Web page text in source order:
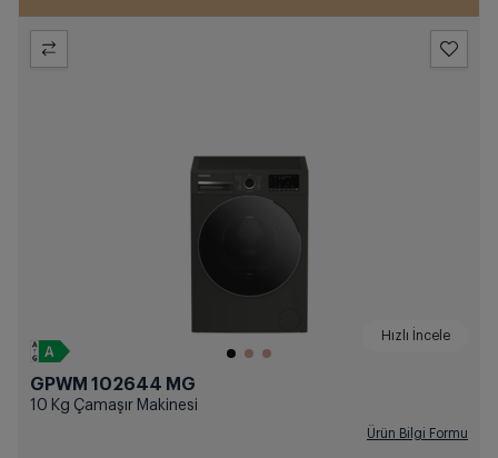
Hızlı İncele
GPWM 102644 MG
10 Kg Çamaşır Makinesi
Ürün Bilgi Formu